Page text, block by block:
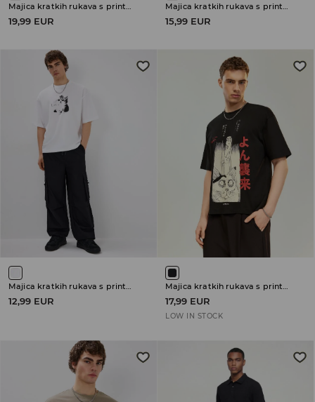
Majica kratkih rukava s printom Bring Me The Horizon
19,99 EUR
Majica kratkih rukava s printom
15,99 EUR
Majica kratkih rukava s printom
12,99 EUR
Majica kratkih rukava s printom Junji Ito's Cat Diary: Yon & Mu
17,99 EUR
LOW IN STOCK